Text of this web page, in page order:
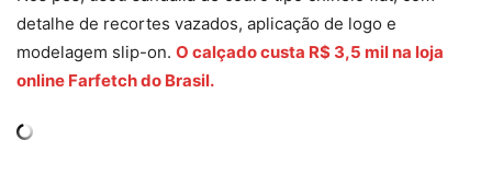
detalhe de recortes vazados, aplicação de logo e
modelagem slip-on. O calçado custa R$ 3,5 mil na loja
online Farfetch do Brasil.